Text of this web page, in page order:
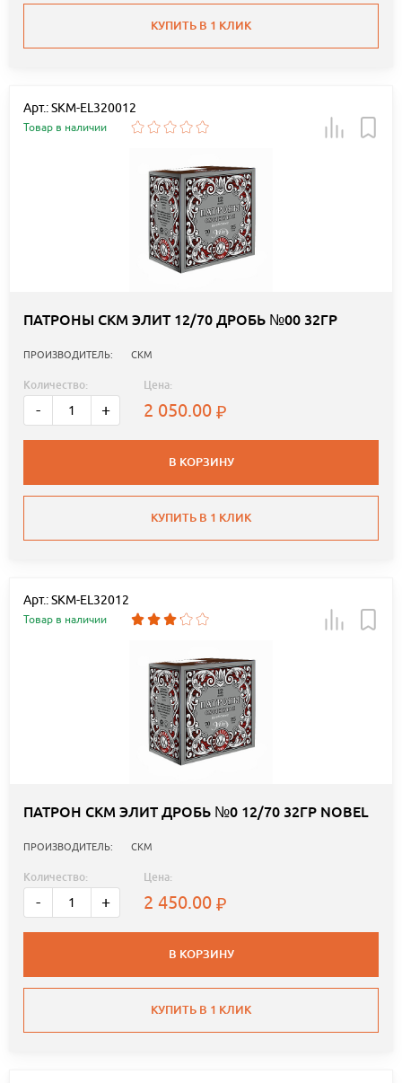
КУПИТЬ В 1 КЛИК
Арт.: SKM-EL320012
Товар в наличии
ПАТРОНЫ СКМ ЭЛИТ 12/70 ДРОБЬ №00 32ГР
ПРОИЗВОДИТЕЛЬ: СКМ
Количество:
- +
Цена:
2 050.00
В КОРЗИНУ
КУПИТЬ В 1 КЛИК
Арт.: SKM-EL32012
Товар в наличии
ПАТРОН СКМ ЭЛИТ ДРОБЬ №0 12/70 32ГР NOBEL
ПРОИЗВОДИТЕЛЬ: СКМ
Количество:
- +
Цена:
2 450.00
В КОРЗИНУ
КУПИТЬ В 1 КЛИК